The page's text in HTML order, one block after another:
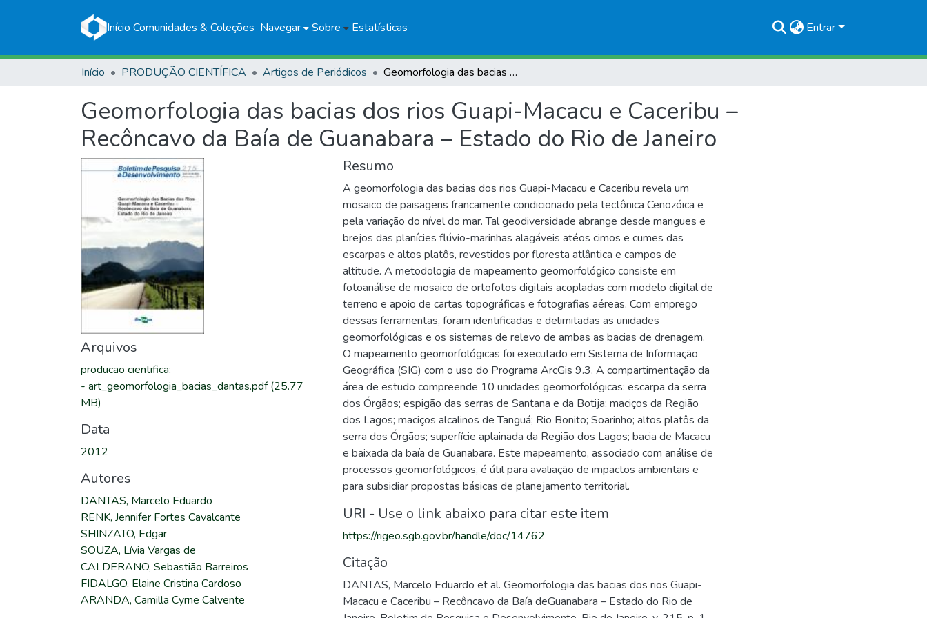
Início Comunidades & Coleções Navegar Sobre Estatísticas Entrar
Início PRODUÇÃO CIENTÍFICA Artigos de Periódicos Geomorfologia das bacias dos rios Guapi-Macacu e Caceribu – Recôncavo da Baía de Guanabara – Estado do Rio de Janeiro
Geomorfologia das bacias dos rios Guapi-Macacu e Caceribu –
Recôncavo da Baía de Guanabara – Estado do Rio de Janeiro
Arquivos
producao cientifica:
- art_geomorfologia_bacias_dantas.pdf(25.77
MB)
Data
2012
Autores
DANTAS, Marcelo Eduardo
RENK, Jennifer Fortes Cavalcante
SHINZATO, Edgar
SOUZA, Lívia Vargas de
CALDERANO, Sebastião Barreiros
FIDALGO, Elaine Cristina Cardoso
ARANDA, Camilla Cyrne Calvente
Resumo
A geomorfologia das bacias dos rios Guapi-Macacu e Caceribu revela um
mosaico de paisagens francamente condicionado pela tectônica Cenozóica e
pela variação do nível do mar. Tal geodiversidade abrange desde mangues e
brejos das planícies flúvio-marinhas alagáveis atéos cimos e cumes das
escarpas e altos platôs, revestidos por floresta atlântica e campos de
altitude. A metodologia de mapeamento geomorfológico consiste em
fotoanálise de mosaico de ortofotos digitais acopladas com modelo digital de
terreno e apoio de cartas topográficas e fotografias aéreas. Com emprego
dessas ferramentas, foram identificadas e delimitadas as unidades
geomorfológicas e os sistemas de relevo de ambas as bacias de drenagem.
O mapeamento geomorfológicas foi executado em Sistema de Informação
Geográfica (SIG) com o uso do Programa ArcGis 9.3. A compartimentação da
área de estudo compreende 10 unidades geomorfológicas: escarpa da serra
dos Órgãos; espigão das serras de Santana e da Botija; maciços da Região
dos Lagos; maciços alcalinos de Tanguá; Rio Bonito; Soarinho; altos platôs da
serra dos Órgãos; superfície aplainada da Região dos Lagos; bacia de Macacu
e baixada da baía de Guanabara. Este mapeamento, associado com análise de
processos geomorfológicos, é útil para avaliação de impactos ambientais e
para subsidiar propostas básicas de planejamento territorial.
URI - Use o link abaixo para citar este item
https://rigeo.sgb.gov.br/handle/doc/14762
Citação
DANTAS, Marcelo Eduardo et al. Geomorfologia das bacias dos rios Guapi-
Macacu e Caceribu – Recôncavo da Baía deGuanabara – Estado do Rio de